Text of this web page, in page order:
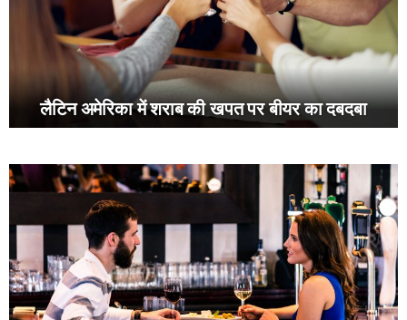
लैटिन अमेरिका में शराब की खपत पर बीयर का दबदबा